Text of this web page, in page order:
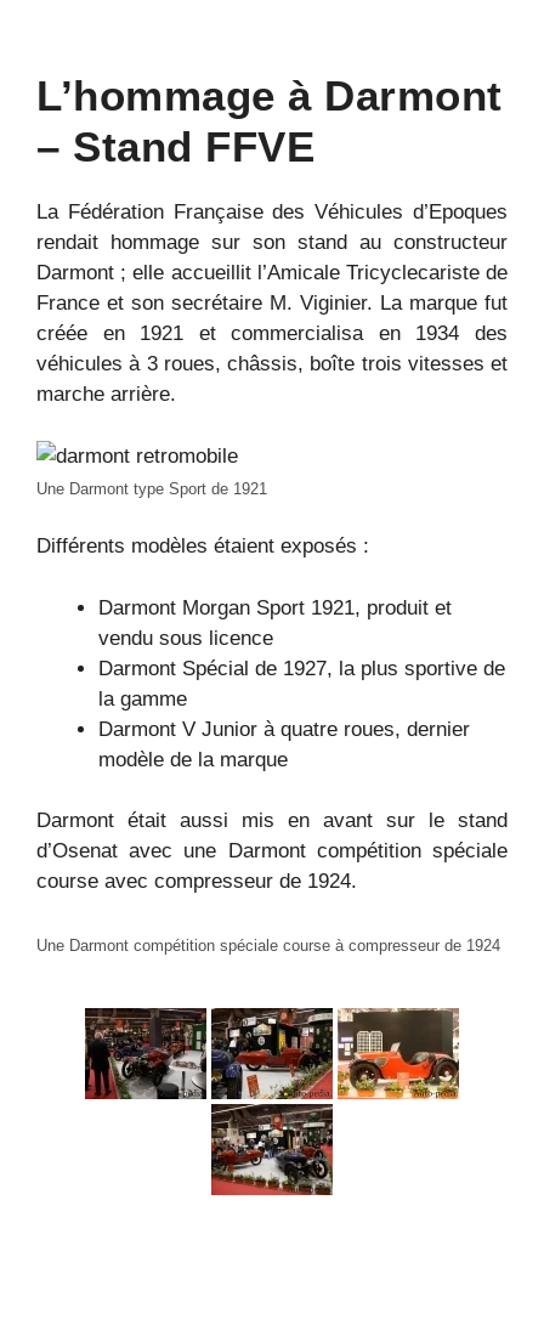
L’hommage à Darmont
– Stand FFVE
La Fédération Française des Véhicules d’Epoques
rendait hommage sur son stand au constructeur
Darmont ; elle accueillit l’Amicale Tricyclecariste de
France et son secrétaire M. Viginier. La marque fut
créée en 1921 et commercialisa en 1934 des
véhicules à 3 roues, châssis, boîte trois vitesses et
marche arrière.
Une Darmont type Sport de 1921
Différents modèles étaient exposés :
Darmont Morgan Sport 1921, produit et
vendu sous licence
Darmont Spécial de 1927, la plus sportive de
la gamme
Darmont V Junior à quatre roues, dernier
modèle de la marque
Darmont était aussi mis en avant sur le stand
d’Osenat avec une Darmont compétition spéciale
course avec compresseur de 1924.
Une Darmont compétition spéciale course à compresseur de 1924